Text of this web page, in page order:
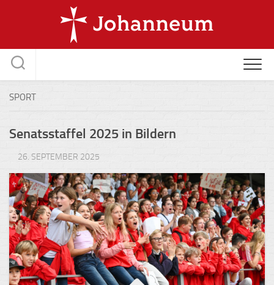
SPORT
Senatsstaffel 2025 in Bildern
26. SEPTEMBER 2025